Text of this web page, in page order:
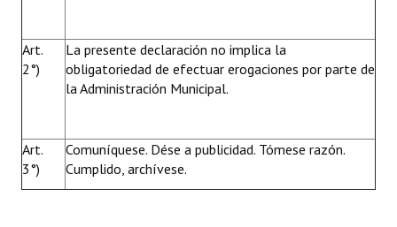
Art.
2°)
La presente declaración no implica la
obligatoriedad de efectuar erogaciones por parte de
la Administración Municipal.
Art.
3°)
Comuníquese. Dése a publicidad. Tómese razón.
Cumplido, archívese.